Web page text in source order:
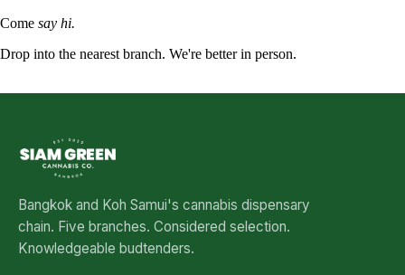
Come say hi.
Drop into the nearest branch. We're better in person.
Bangkok and Koh Samui's cannabis dispensary
chain. Five branches. Considered selection.
Knowledgeable budtenders.